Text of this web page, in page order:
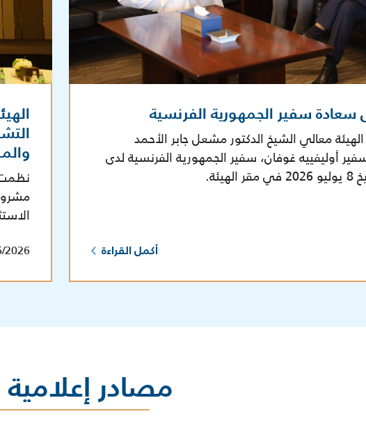
سعادة سفير الجمهورية الفرنسية
معالي الشيخ الدكتور مشعل جابر الأحمد
أوليفييه غوفان، سفير الجمهورية الفرنسية لدى
أكمل القراءة
نظمت
2026
مصادر إعلامية